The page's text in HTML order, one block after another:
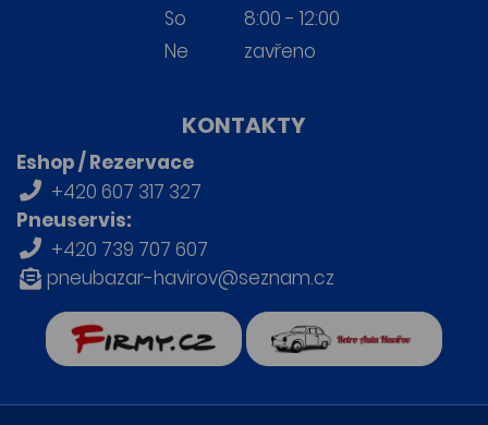
So
8:00 - 12:00
Ne
zavřeno
KONTAKTY
Eshop / Rezervace
+420 607 317 327
Pneuservis:
+420 739 707 607
pneubazar-havirov@seznam.cz
Retro auta Havířov